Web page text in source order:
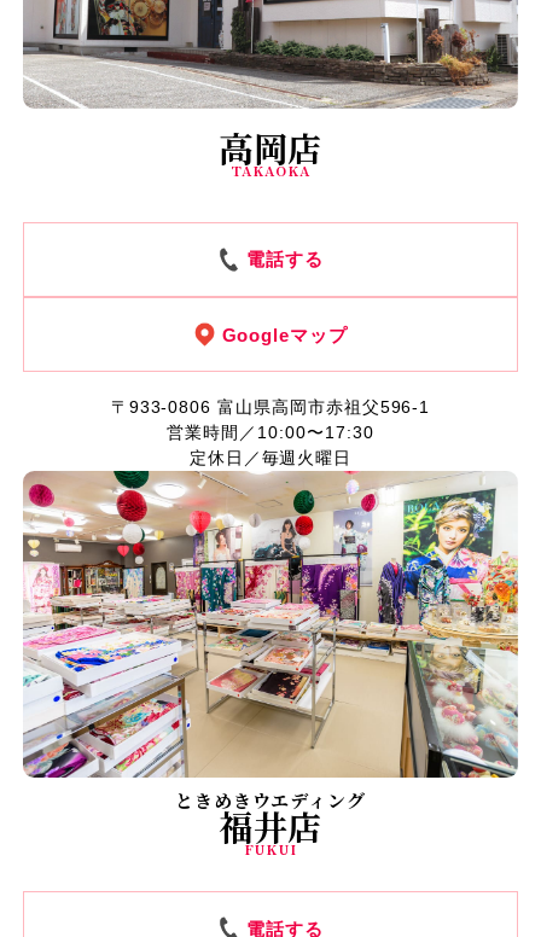
高岡店
TAKAOKA
電話する
Googleマップ
〒933-0806 富山県高岡市赤祖父596-1
営業時間／10:00〜17:30
定休日／毎週火曜日
ときめきウエディング
福井店
FUKUI
電話する